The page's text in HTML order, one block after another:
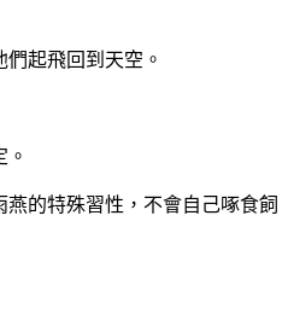
起飛回到天空。
的特殊習性，不會自己啄食飼